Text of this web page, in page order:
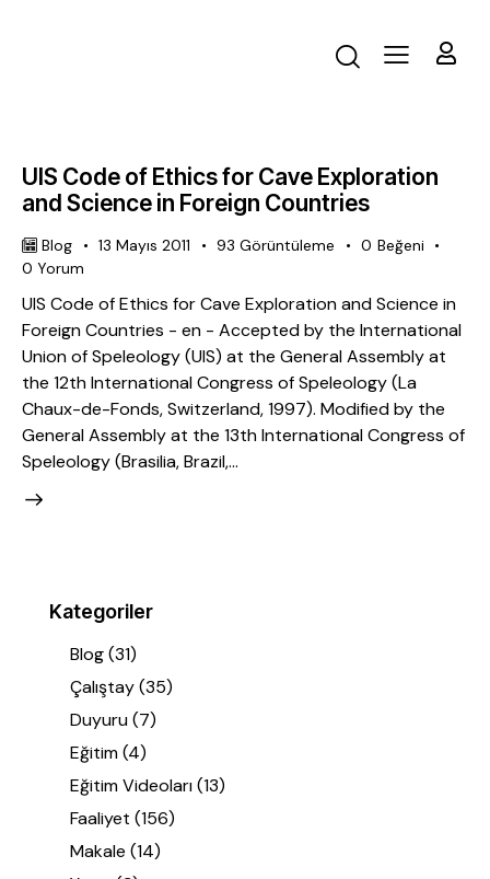
UIS Code of Ethics for Cave Exploration
and Science in Foreign Countries
Blog 13 Mayıs 2011 93 Görüntüleme 0 Beğeni
0 Yorum
UIS Code of Ethics for Cave Exploration and Science in
Foreign Countries - en - Accepted by the International
Union of Speleology (UIS) at the General Assembly at
the 12th International Congress of Speleology (La
Chaux-de-Fonds, Switzerland, 1997). Modified by the
General Assembly at the 13th International Congress of
Speleology (Brasilia, Brazil,…
Kategoriler
Blog(31)
Çalıştay(35)
Duyuru(7)
Eğitim(4)
Eğitim Videoları(13)
Faaliyet (156)
Makale (14)